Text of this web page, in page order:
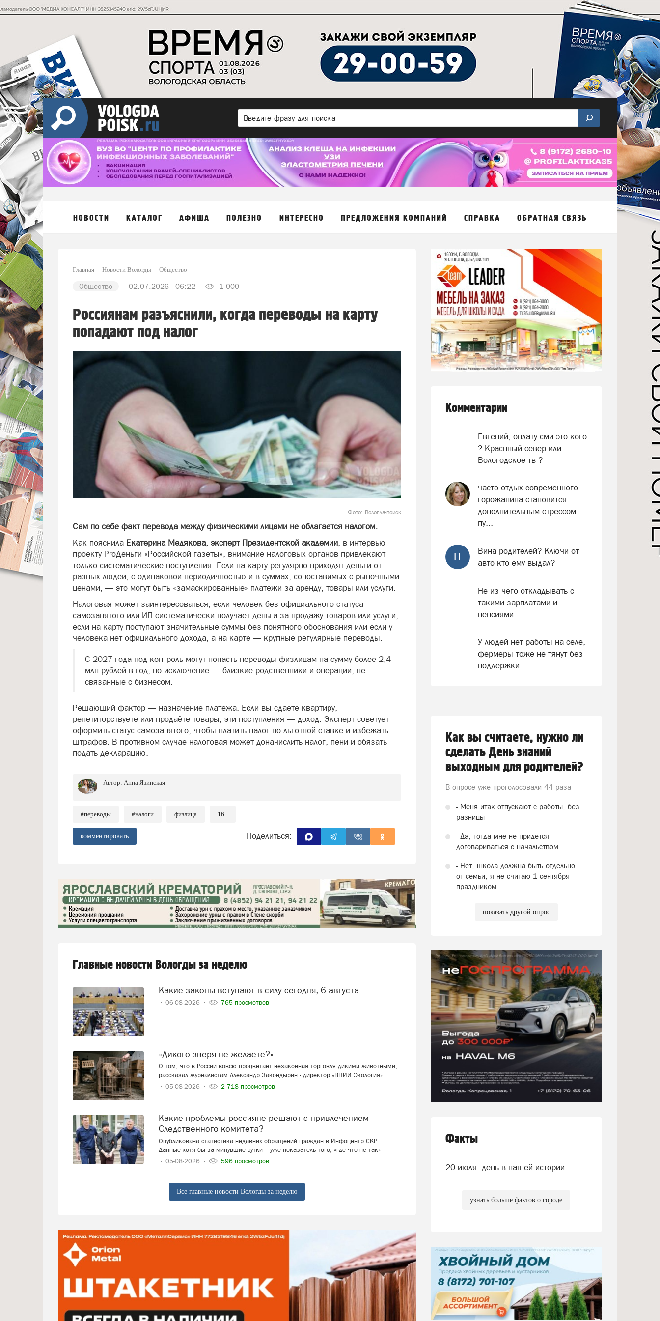
НОВОСТИ КАТАЛОГ АФИША ПОЛЕЗНО ИНТЕРЕСНО ПРЕДЛОЖЕНИЯ КОМПАНИЙ СПРАВКА ОБРАТНАЯ СВЯЗЬ
Главная Новости Вологды Общество
Общество 02.07.2026 - 06:22 1 000
Россиянам разъяснили, когда переводы на карту
попадают под налог
Фото: Вологда-поиск
Сам по себе факт перевода между физическими лицами не облагается налогом.
Как пояснила Екатерина Медякова, эксперт Президентской академии, в интервью
проекту ProДеньги «Российской газеты», внимание налоговых органов привлекают
только систематические поступления. Если на карту регулярно приходят деньги от
разных людей, с одинаковой периодичностью и в суммах, сопоставимых с рыночными
ценами, — это могут быть «замаскированные» платежи за аренду, товары или услуги.
Налоговая может заинтересоваться, если человек без официального статуса
самозанятого или ИП систематически получает деньги за продажу товаров или услуги,
если на карту поступают значительные суммы без понятного обоснования или если у
человека нет официального дохода, а на карте — крупные регулярные переводы.
С 2027 года под контроль могут попасть переводы физлицам на сумму более 2,4
млн рублей в год, но исключение — близкие родственники и операции, не
связанные с бизнесом.
Решающий фактор — назначение платежа. Если вы сдаёте квартиру,
репетиторствуете или продаёте товары, эти поступления — доход. Эксперт советует
оформить статус самозанятого, чтобы платить налог по льготной ставке и избежать
штрафов. В противном случае налоговая может доначислить налог, пени и обязать
подать декларацию.
Автор: Анна Язинская
#переводы #налоги физлица 16+
комментировать Поделиться:
Главные новости Вологды за неделю
Какие законы вступают в силу сегодня, 6 августа
06-08-2026 765 просмотров
«Дикого зверя не желаете?»
О том, что в России вовсю процветает незаконная торговля дикими животными,
рассказал журналистам Александр Закондырин - директор «ВНИИ Экология».
05-08-2026
2 718 просмотров
Какие проблемы россияне решают с привлечением
Следственного комитета?
Опубликована статистика недавних обращений граждан в Инфоцентр СКР.
Данные хотя бы за минувшие сутки – уже показатель того, «где что не так»
05-08-2026
596 просмотров
Все главные новости Вологды за неделю
Комментарии
Евгений, оплату сми это кого
? Краснный север или
Вологодское тв ?
часто отдых современного
горожанина становится
дополнительным стрессом -
пу...
П
Вина родителей? Ключи от
авто кто ему выдал?
Не из чего откладывать с
такими зарплатами и
пенсиями.
У людей нет работы на селе,
фермеры тоже не тянут без
поддержки
Как вы считаете, нужно ли
сделать День знаний
выходным для родителей?
В опросе уже проголосовали 44 раза
- Меня итак отпускают с работы, без
разницы
- Да, тогда мне не придется
договариваться с начальством
- Нет, школа должна быть отдельно
от семьи, я не считаю 1 сентября
праздником
показать другой опрос
Факты
20 июля: день в нашей истории
узнать больше фактов о городе